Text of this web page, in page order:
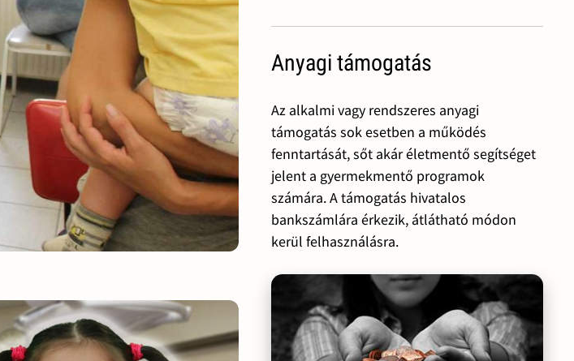
Anyagi támogatás
Az alkalmi vagy rendszeres anyagi
támogatás sok esetben a működés
fenntartását, sőt akár életmentő segítséget
jelent a gyermekmentő programok
számára. A támogatás hivatalos
bankszámlára érkezik, átlátható módon
kerül felhasználásra.